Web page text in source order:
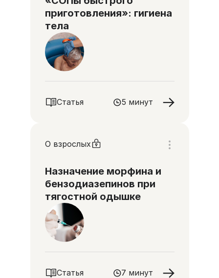
приготовления»: гигиена
тела
Статья 5 минут
О взрослых
Назначение морфина и
бензодиазепинов при
тягостной одышке
Статья 7 минут